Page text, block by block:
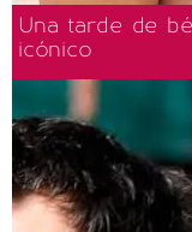
Una tarde de
icónico